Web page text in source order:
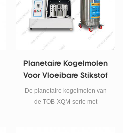
materialen.
Planetaire Kogelmolen
Voor Vloeibare Stikstof
De planetaire kogelmolen van
de TOB-XQM-serie met